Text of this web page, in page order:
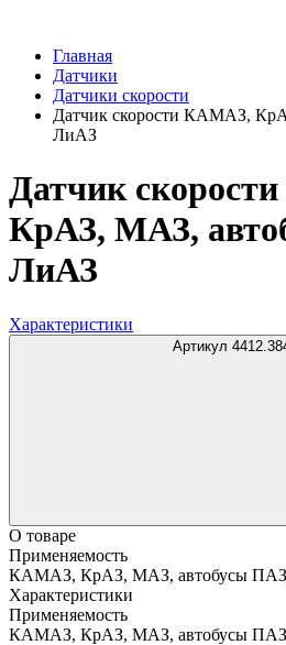
Главная
Датчики
Датчики скорости
Датчик скорости КАМАЗ,
ЛиАЗ
Датчик
КрАЗ, МАЗ,
ЛиАЗ
Характеристики
Артикул
О товаре
Применяемость
КАМАЗ, КрАЗ, МАЗ, автобусы
Характеристики
Применяемость
КАМАЗ, КрАЗ, МАЗ, автобусы